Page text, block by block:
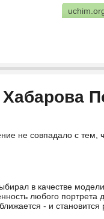
Хабарова
не совпадало с
в качестве
любого
- и